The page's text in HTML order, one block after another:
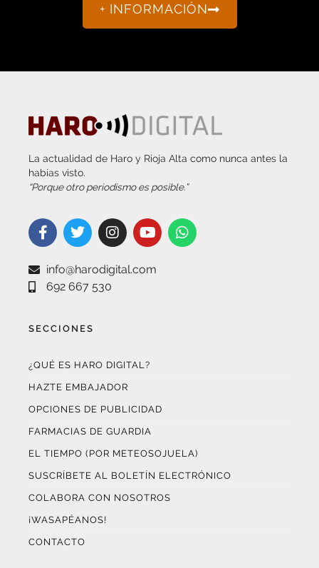
La actualidad de Haro y Rioja Alta como nunca antes la
“Porque otro periodismo es posible.”
info@harodigital.com
692 667 530
HAZTE EMBAJADOR
OPCIONES DE PUBLICIDAD
FARMACIAS DE GUARDIA
EL TIEMPO (POR METEOSOJUELA)
SUSCRÍBETE AL BOLETÍN ELECTRÓNICO
COLABORA CON NOSOTROS
¡WASAPÉANOS!
CONTACTO